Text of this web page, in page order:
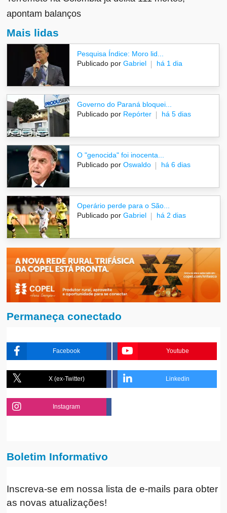
apontam balanços
Mais lidas
Pesquisa Índice: Moro lid...
Publicado por Gabriel há 1 dia
Governo do Paraná bloquei...
Publicado por Repórter há 5 dias
O "genocida" foi inocenta...
Publicado por Oswaldo há 6 dias
Operário perde para o São...
Publicado por Gabriel há 2 dias
Permaneça conectado
Facebook Youtube
X (ex-Twitter) Linkedin
Instagram
Boletim Informativo
Inscreva-se em nossa lista de e-mails para obter
as novas atualizações!